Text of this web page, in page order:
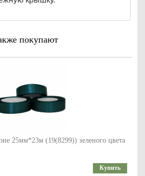
покупают
25мм*23м (19(8299)) зеленого цвета
Купить